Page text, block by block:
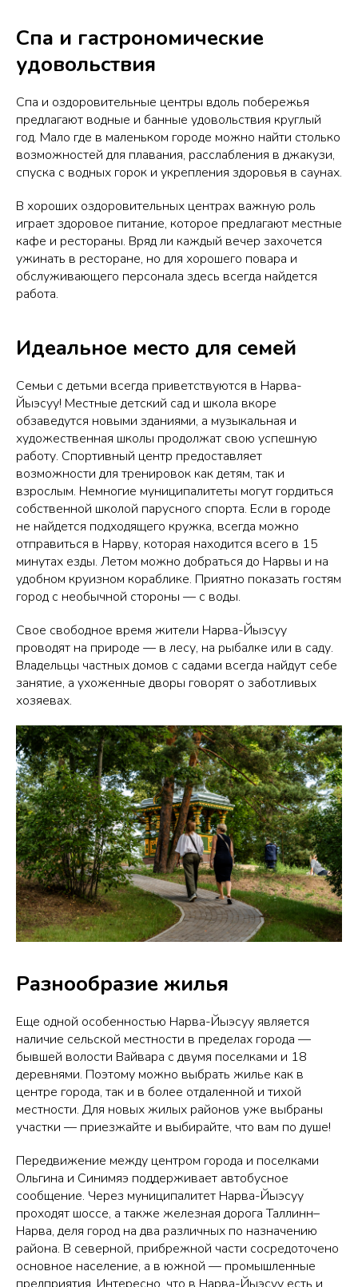
Спа и гастрономические
удовольствия
Спа и оздоровительные центры вдоль побережья
предлагают водные и банные удовольствия круглый
год. Мало где в маленьком городе можно найти столько
возможностей для плавания, расслабления в джакузи,
спуска с водных горок и укрепления здоровья в саунах.
В хороших оздоровительных центрах важную роль
играет здоровое питание, которое предлагают местные
кафе и рестораны. Вряд ли каждый вечер захочется
ужинать в ресторане, но для хорошего повара и
обслуживающего персонала здесь всегда найдется
работа.
Идеальное место для семей
Семьи с детьми всегда приветствуются в Нарва-
Йыэсуу! Местные детский сад и школа вкоре
обзаведутся новыми зданиями, а музыкальная и
художественная школы продолжат свою успешную
работу. Спортивный центр предоставляет
возможности для тренировок как детям, так и
взрослым. Немногие муниципалитеты могут гордиться
собственной школой парусного спорта. Если в городе
не найдется подходящего кружка, всегда можно
отправиться в Нарву, которая находится всего в 15
минутах езды. Летом можно добраться до Нарвы и на
удобном круизном кораблике. Приятно показать гостям
город с необычной стороны — с воды.
Свое свободное время жители Нарва-Йыэсуу
проводят на природе — в лесу, на рыбалке или в саду.
Владельцы частных домов с садами всегда найдут себе
занятие, а ухоженные дворы говорят о заботливых
хозяевах.
Разнообразие жилья
Еще одной особенностью Нарва-Йыэсуу является
наличие сельской местности в пределах города —
бывшей волости Вайвара с двумя поселками и 18
деревнями. Поэтому можно выбрать жилье как в
центре города, так и в более отдаленной и тихой
местности. Для новых жилых районов уже выбраны
участки — приезжайте и выбирайте, что вам по душе!
Передвижение между центром города и поселками
Ольгина и Синимяэ поддерживает автобусное
сообщение. Через муниципалитет Нарва-Йыэсуу
проходят шоссе, а также железная дорога Таллинн–
Нарва, деля город на два различных по назначению
района. В северной, прибрежной части сосредоточено
основное население, а в южной — промышленные